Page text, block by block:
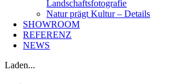
Landschaftsfotografie
Natur prägt Kultur – Details
SHOWROOM
REFERENZ
NEWS
Laden...